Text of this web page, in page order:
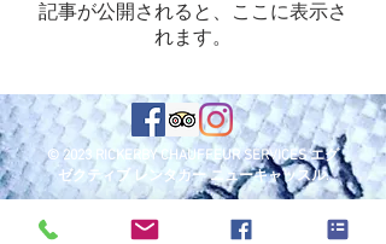
記事が公開されると、ここに表示さ
れます。
© 2023 RICKERBY CHAUFFEUR SERVICES エグ
ゼクティブ レンタカー ニューキャッスル.